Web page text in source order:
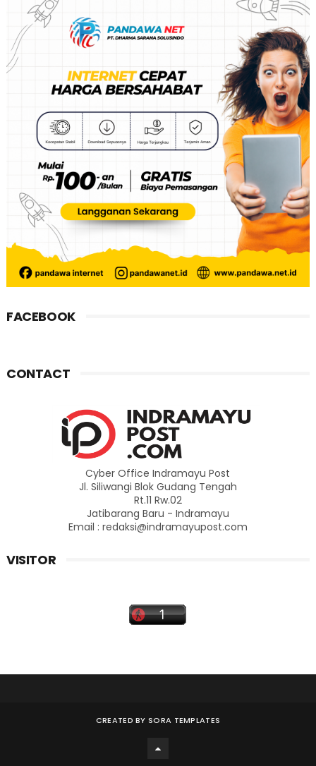
FACEBOOK
CONTACT
Cyber Office Indramayu Post
Jl. Siliwangi Blok Gudang Tengah
Rt.11 Rw.02
Jatibarang Baru - Indramayu
Email : redaksi@indramayupost.com
VISITOR
CREATED BYSORA TEMPLATES